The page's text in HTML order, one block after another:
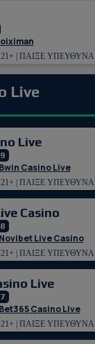
21+ | ΠΑΙΞΕ ΥΠΕΥΘΥΝΑ
Live
Live
Casino Live
21+ | ΠΑΙΞΕ ΥΠΕΥΘΥΝΑ
Casino
Live Casino
21+ | ΠΑΙΞΕ ΥΠΕΥΘΥΝΑ
Live
Casino Live
21+ | ΠΑΙΞΕ ΥΠΕΥΘΥΝΑ